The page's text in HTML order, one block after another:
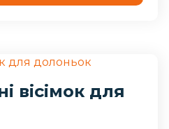
вісімок для